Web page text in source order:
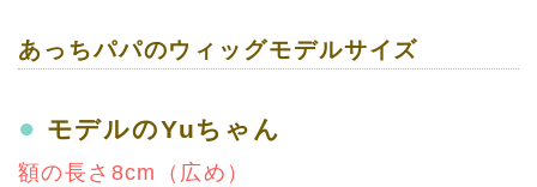
あっちパパのウィッグモデルサイズ
● モデルのYuちゃん
額の長さ8cm（広め）